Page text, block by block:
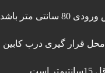
قرار گیری درب